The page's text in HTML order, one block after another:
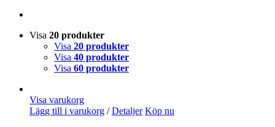
Visa 20 produkter
Visa 20 produkter
Visa 40 produkter
Visa 60 produkter
Visa varukorg
Lägg till i varukorg / Detaljer Köp nu